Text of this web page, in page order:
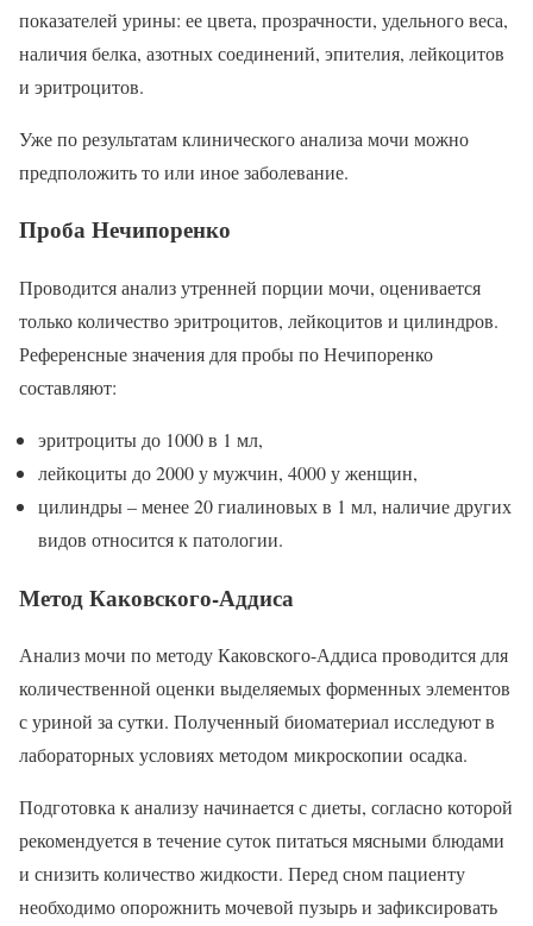
показателей урины: ее цвета, прозрачности, удельного веса,
наличия белка, азотных соединений, эпителия, лейкоцитов
и эритроцитов.
Уже по результатам клинического анализа мочи можно
предположить то или иное заболевание.
Проба Нечипоренко
Проводится анализ утренней порции мочи, оценивается
только количество эритроцитов, лейкоцитов и цилиндров.
Референсные значения для пробы по Нечипоренко
составляют:
эритроциты до 1000 в 1 мл,
лейкоциты до 2000 у мужчин, 4000 у женщин,
цилиндры – менее 20 гиалиновых в 1 мл, наличие других
видов относится к патологии.
Метод Каковского-Аддиса
Анализ мочи по методу Каковского-Аддиса проводится для
количественной оценки выделяемых форменных элементов
с уриной за сутки. Полученный биоматериал исследуют в
лабораторных условиях методом микроскопии осадка.
Подготовка к анализу начинается с диеты, согласно которой
рекомендуется в течение суток питаться мясными блюдами
и снизить количество жидкости. Перед сном пациенту
необходимо опорожнить мочевой пузырь и зафиксировать